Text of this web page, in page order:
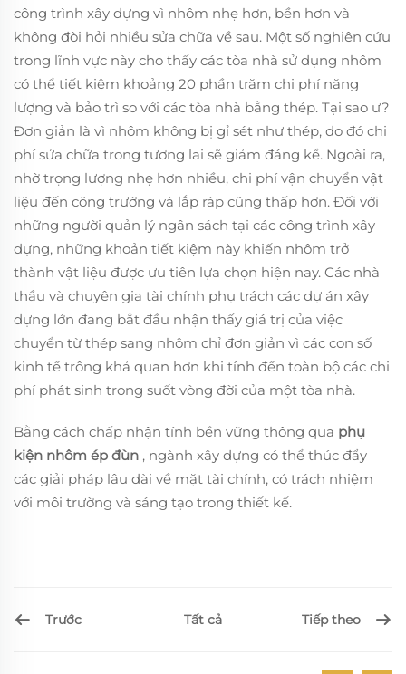
công trình xây dựng vì nhôm nhẹ hơn, bền hơn và
không đòi hỏi nhiều sửa chữa về sau. Một số nghiên cứu
trong lĩnh vực này cho thấy các tòa nhà sử dụng nhôm
có thể tiết kiệm khoảng 20 phần trăm chi phí năng
lượng và bảo trì so với các tòa nhà bằng thép. Tại sao ư?
Đơn giản là vì nhôm không bị gỉ sét như thép, do đó chi
phí sửa chữa trong tương lai sẽ giảm đáng kể. Ngoài ra,
nhờ trọng lượng nhẹ hơn nhiều, chi phí vận chuyển vật
liệu đến công trường và lắp ráp cũng thấp hơn. Đối với
những người quản lý ngân sách tại các công trình xây
dựng, những khoản tiết kiệm này khiến nhôm trở
thành vật liệu được ưu tiên lựa chọn hiện nay. Các nhà
thầu và chuyên gia tài chính phụ trách các dự án xây
dựng lớn đang bắt đầu nhận thấy giá trị của việc
chuyển từ thép sang nhôm chỉ đơn giản vì các con số
kinh tế trông khả quan hơn khi tính đến toàn bộ các chi
phí phát sinh trong suốt vòng đời của một tòa nhà.
Bằng cách chấp nhận tính bền vững thông qua phụ
kiện nhôm ép đùn , ngành xây dựng có thể thúc đẩy
các giải pháp lâu dài về mặt tài chính, có trách nhiệm
với môi trường và sáng tạo trong thiết kế.
Trước Tất cả Tiếp theo